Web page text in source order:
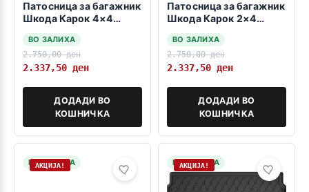
Патосница за багажник
Шкода Карок 4×4
ВО ЗАЛИХА
2.750,00ден
2.337,50 ден
ДОДАДИ ВО
КОШНИЧКА
Патосница за багажник
Шкода Карок 2×4
ВО ЗАЛИХА
2.750,00ден
2.337,50 ден
ДОДАДИ ВО
КОШНИЧКА
НА ЗАЛИХА
АКЦИЈА! НА ЗАЛИХА
АКЦИЈА!